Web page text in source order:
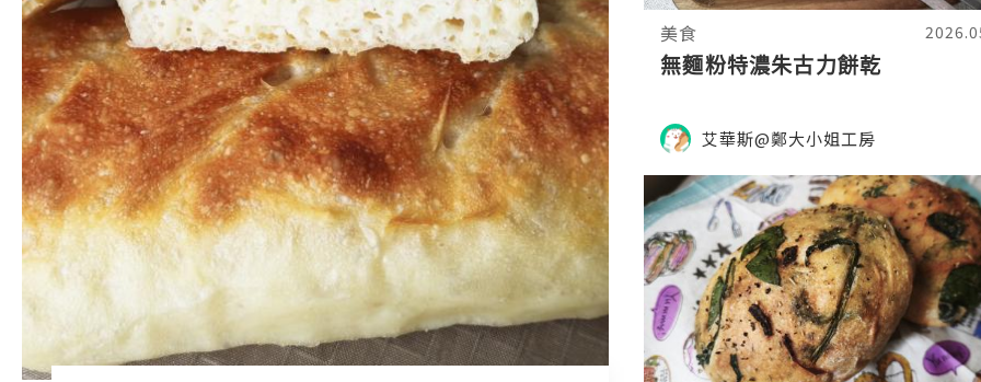
美食
無麵粉特濃朱古力餅乾
艾華斯@鄭大小姐工房